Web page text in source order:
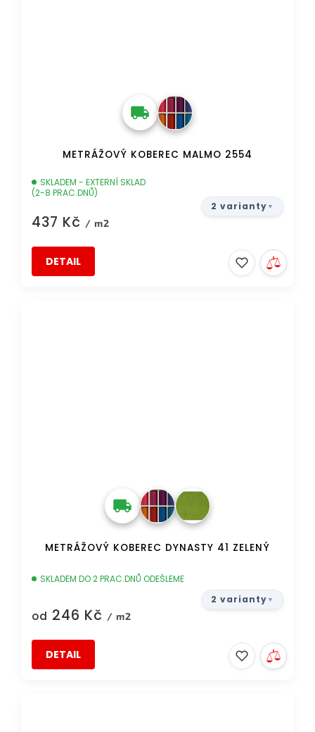
METRÁŽOVÝ KOBEREC MALMO 2554
SKLADEM - EXTERNÍ SKLAD
(2-8 PRAC.DNŮ)
437 Kč / m2
DETAIL
2 varianty
METRÁŽOVÝ KOBEREC DYNASTY 41 ZELENÝ
SKLADEM DO 2 PRAC.DNŮ ODEŠLEME
od 246 Kč / m2
DETAIL
2 varianty